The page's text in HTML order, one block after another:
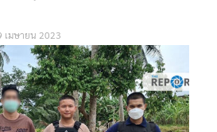
เมษายน 2023